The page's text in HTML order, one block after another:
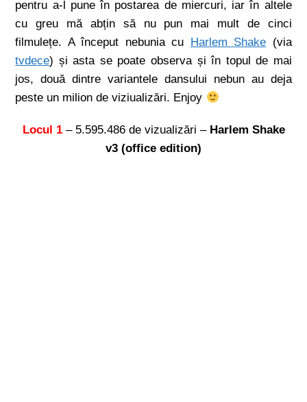
pentru a-l pune în postarea de miercuri, iar în altele
cu greu mă abțin să nu pun mai mult de cinci
filmulețe. A început nebunia cu Harlem Shake (via
tvdece) și asta se poate observa și în topul de mai
jos, două dintre variantele dansului nebun au deja
peste un milion de viziualizări. Enjoy
Locul 1– 5.595.486 de vizualizări – Harlem Shake
v3 (office edition)